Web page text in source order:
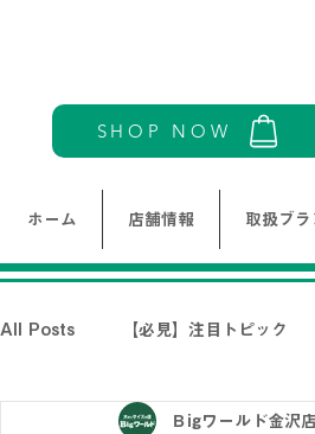
SHOP NOW
ホーム 店舗情報 取扱ブラ
All Posts 【必見】注目トピック
モリワンワールドレディース新着
Ｂigワールド金沢店